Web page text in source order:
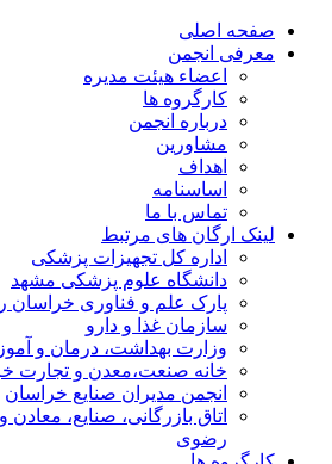
صفحه اصلی
معرفی انجمن
اعضاء هیئت مدیره
کارگروه ها
درباره انجمن
مشاورین
اهداف
اساسنامه
تماس با ما
لینک ارگان های مرتبط
اداره کل تجهیزات پزشکی
دانشگاه علوم پزشکی مشهد
پارک علم و فناوری
سازمان غذا و دارو
وزارت بهداشت، درمان و
خانه صنعت،معدن و تجارت
انجمن مدیران صنایع خراسان
اتاق بازرگانی، صنایع،
رضوی